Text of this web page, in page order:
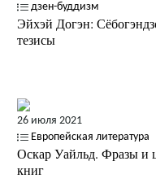
дзен-буддизм
Эйхэй Догэн:
тезисы
26 июля 2021
Европейская литература
Оскар Уайльд. Фразы и
книг